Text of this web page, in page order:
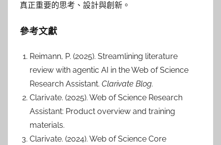
真正重要的思考、設計與創新。
參考文獻
Reimann, P. (2025). Streamlining literature
review with agentic AI in the Web of Science
Research Assistant. Clarivate Blog.
Clarivate. (2025). Web of Science Research
Assistant: Product overview and training
materials.
Clarivate. (2024). Web of Science Core